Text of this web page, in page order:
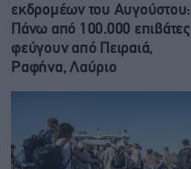
εκδρομέων του Αυγούστου:
Πάνω από 100.000 επιβάτες
φεύγουν από Πειραιά,
Ραφήνα, Λαύριο